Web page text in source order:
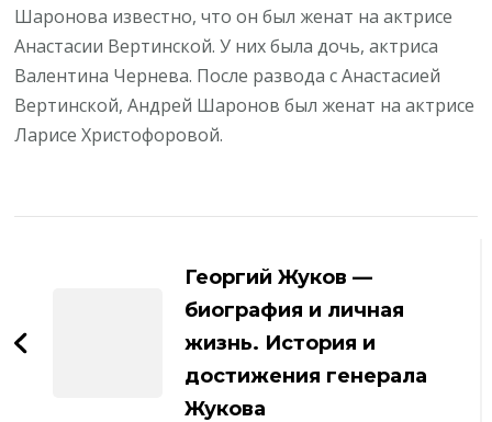
Шаронова известно, что он был женат на актрисе
Анастасии Вертинской. У них была дочь, актриса
Валентина Чернева. После развода с Анастасией
Вертинской, Андрей Шаронов был женат на актрисе
Ларисе Христофоровой.
Георгий Жуков —
биография и личная
жизнь. История и
достижения генерала
Жукова